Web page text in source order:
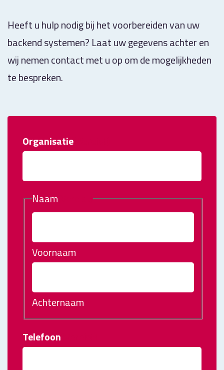
Heeft u hulp nodig bij het voorbereiden van uw
backend systemen? Laat uw gegevens achter en
wij nemen contact met u op om de mogelijkheden
te bespreken.
Organisatie
Naam
Voornaam
Achternaam
Telefoon